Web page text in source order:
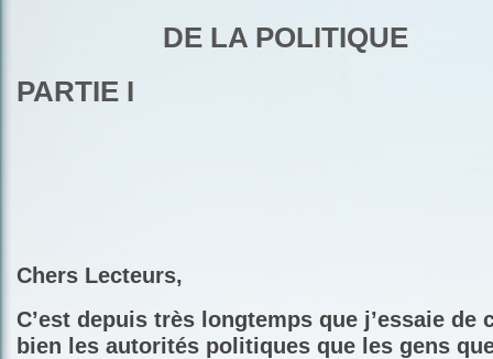
DE LA POLITIQUE
PARTIE I
Chers Lecteurs,
C’est depuis très longtemps que j’essaie de
bien les autorités politiques que les gens